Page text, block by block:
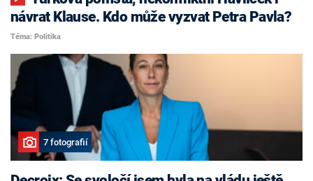
návrat Klause. Kdo může vyzvat Petra Pavla?
Téma: Politika
7 fotografií